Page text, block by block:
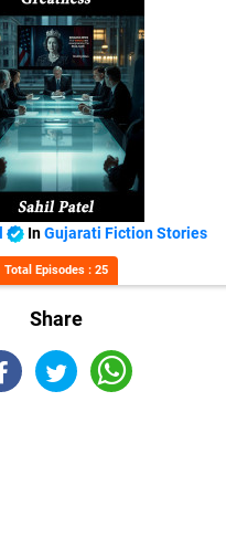
InGujarati Fiction Stories
Total Episodes : 25
Share